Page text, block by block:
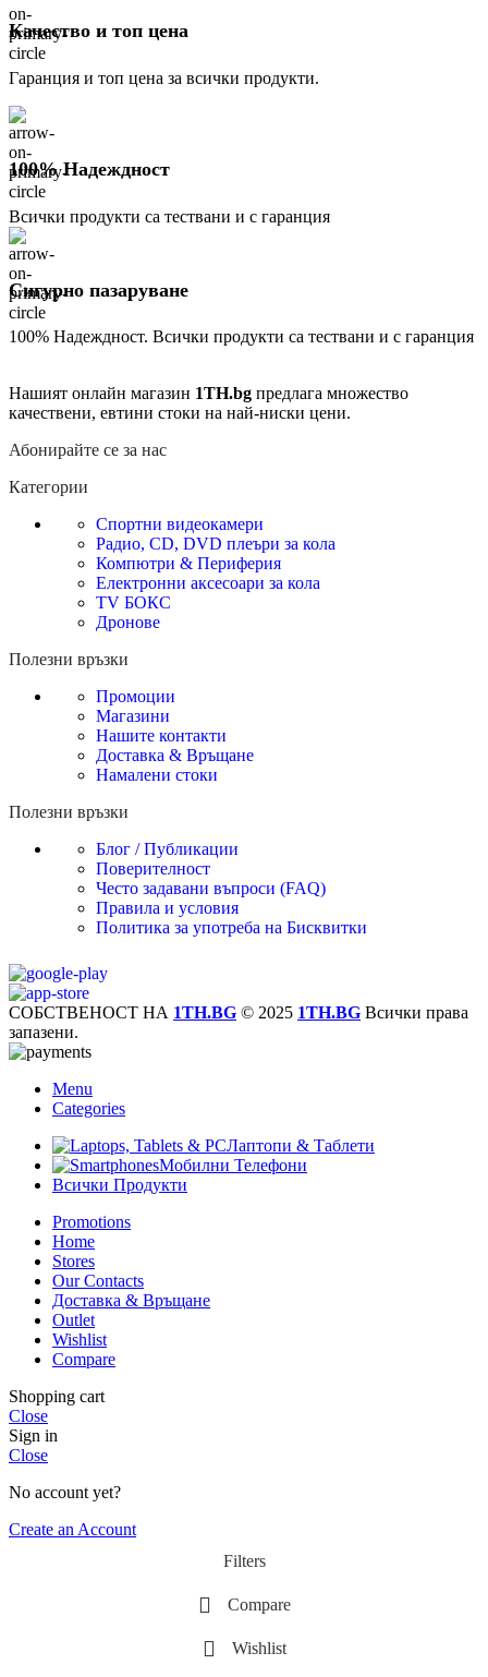
Качество и топ цена
Гаранция и топ цена за всички продукти.
100% Надеждност
Всички продукти са тествани и с гаранция
Сигурно пазаруване
100% Надеждност. Всички продукти са тествани и с гаранция
Нашият онлайн магазин 1TH.bg предлага множество
качествени, евтини стоки на най-ниски цени.
Абонирайте се за нас
Категории
Спортни видеокамери
Радио, CD, DVD плеъри за кола
Компютри & Периферия
Електронни аксесоари за кола
TV БОКС
Дронове
Полезни връзки
Промоции
Магазини
Нашите контакти
Доставка & Връщане
Намалени стоки
Полезни връзки
Блог / Публикации
Поверителност
Често задавани въпроси (FAQ)
Правила и условия
Политика за употреба на Бисквитки
СОБСТВЕНОСТ НА 1TH.BG © 2025 1TH.BG Всички права
запазени.
Menu
Categories
Лаптопи & Таблети
Мобилни Телефони
Всички Продукти
Promotions
Home
Stores
Our Contacts
Доставка & Връщане
Outlet
Wishlist
Compare
Shopping cart
Close
Sign in
Close
No account yet?
Create an Account
Filters
Compare
Wishlist